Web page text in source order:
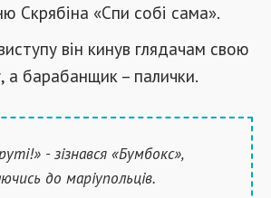
Скрябіна «Спи собі сама».
він кинув глядачам свою
а барабанщик – палички.
- зізнався «Бумбокс»,
до маріупольців.